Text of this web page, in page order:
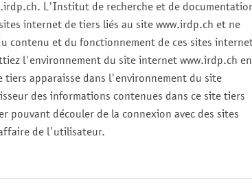
.
L'Institut de recherche et de
internet de tiers liés au site www.irdp.ch et ne
contenu et du fonctionnement de ces sites
l'environnement du site internet www.irdp.ch en
apparaisse dans l'environnement du site
des informations contenues dans ce site tiers
pouvant découler de la connexion avec des sites
de l'utilisateur.